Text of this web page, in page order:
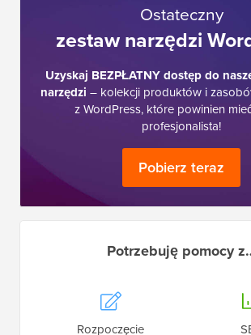
Ostateczny
zestaw narzędzi
Uzyskaj BEZPŁATNY dostęp do
narzędzi – kolekcji produktów i
z WordPress, które powinien
profesjonalista!
Pobierz teraz
Potrzebuję pomocy
Rozpoczęcie